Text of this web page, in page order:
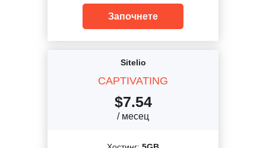
Започнете
Sitelio
CAPTIVATING
$7.54
/ месец